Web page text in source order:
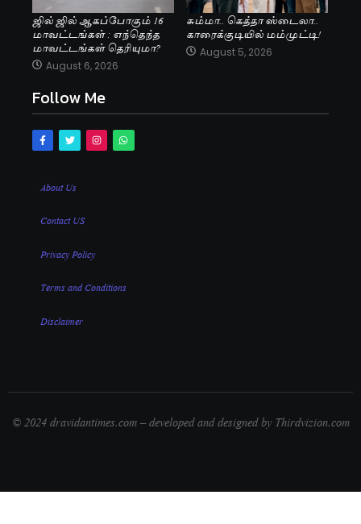
ஜில் ஜில் ஆகப்போகும் 16
மாவட்டங்கள் : எந்தெந்த
மாவட்டங்கள் தெரியுமா?
August 6, 2026
சும்மா.. கெத்தா ஸ்டைலா..
காரைக்குடியில் மம்முட்டி!
August 5, 2026
Follow Me
About Us
Contact US
Privacy Policy
Terms and Conditions
Disclaimer
© 2024 dravidantimes.com – developed and designed by Thirdvizion.com